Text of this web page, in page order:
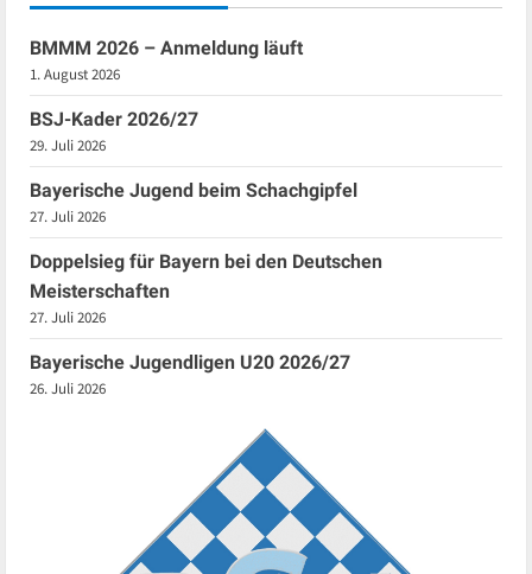
BMMM 2026 – Anmeldung läuft
1. August 2026
BSJ-Kader 2026/27
29. Juli 2026
Bayerische Jugend beim Schachgipfel
27. Juli 2026
Doppelsieg für Bayern bei den Deutschen
Meisterschaften
27. Juli 2026
Bayerische Jugendligen U20 2026/27
26. Juli 2026